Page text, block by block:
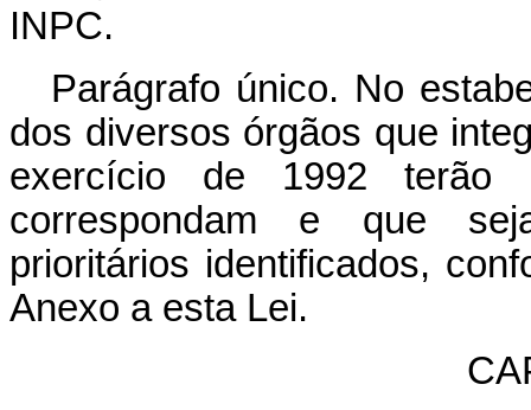
INPC.
Parágrafo único. No
dos diversos órgãos que
exercício de 1992 terão
correspondam e que
prioritários identificados,
Anexo a esta Lei.